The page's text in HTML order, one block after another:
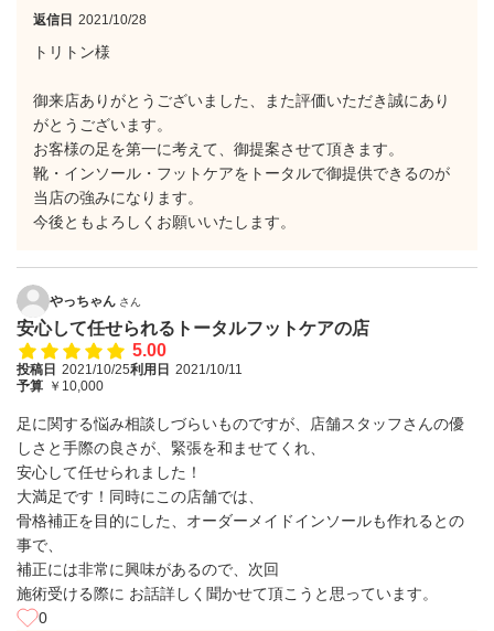
返信日 2021/10/28
トリトン様
御来店ありがとうございました、また評価いただき誠にあり
がとうございます。
お客様の足を第一に考えて、御提案させて頂きます。
靴・インソール・フットケアをトータルで御提供できるのが
当店の強みになります。
今後ともよろしくお願いいたします。
やっちゃん さん
安心して任せられるトータルフットケアの店
5.00
投稿日 2021/10/25利用日 2021/10/11
予算 ￥10,000
足に関する悩み相談しづらいものですが、店舗スタッフさんの優
しさと手際の良さが、緊張を和ませてくれ、
安心して任せられました！
大満足です！同時にこの店舗では、
骨格補正を目的にした、オーダーメイドインソールも作れるとの
事で、
補正には非常に興味があるので、次回
施術受ける際に お話詳しく聞かせて頂こうと思っています。
0